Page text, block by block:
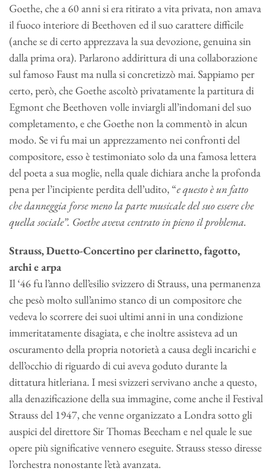
Goethe, che a 60 anni si era ritirato a vita privata, non amava
il fuoco interiore di Beethoven ed il suo carattere difficile
(anche se di certo apprezzava la sua devozione, genuina sin
dalla prima ora). Parlarono addirittura di una collaborazione
sul famoso Faust ma nulla si concretizzò mai. Sappiamo per
certo, però, che Goethe ascoltò privatamente la partitura di
Egmont che Beethoven volle inviargli all’indomani del suo
completamento, e che Goethe non la commentò in alcun
modo. Se vi fu mai un apprezzamento nei confronti del
compositore, esso è testimoniato solo da una famosa lettera
del poeta a sua moglie, nella quale dichiara anche la profonda
pena per l’incipiente perdita dell’udito, “e questo è un fatto
che danneggia forse meno la parte musicale del suo essere che
quella sociale”. Goethe aveva centrato in pieno il problema.
Strauss, Duetto-Concertino per clarinetto, fagotto,
archi e arpa
Il ‘46 fu l’anno dell’esilio svizzero di Strauss, una permanenza
che pesò molto sull’animo stanco di un compositore che
vedeva lo scorrere dei suoi ultimi anni in una condizione
immeritatamente disagiata, e che inoltre assisteva ad un
oscuramento della propria notorietà a causa degli incarichi e
dell’occhio di riguardo di cui aveva goduto durante la
dittatura hitleriana. I mesi svizzeri servivano anche a questo,
alla denazificazione della sua immagine, come anche il Festival
Strauss del 1947, che venne organizzato a Londra sotto gli
auspici del direttore Sir Thomas Beecham e nel quale le sue
opere più significative vennero eseguite. Strauss stesso diresse
l’orchestra nonostante l’età avanzata.